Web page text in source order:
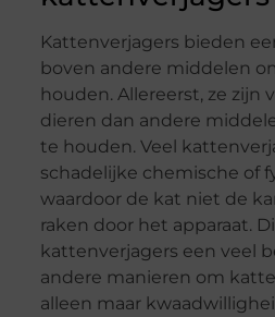
Kattenverjagers bieden
boven andere middelen
houden. Allereerst, ze zijn
dieren dan andere
te houden. Veel
schadelijke chemische of
waardoor de kat niet de
raken door het apparaat.
kattenverjagers een veel
andere manieren om
alleen maar